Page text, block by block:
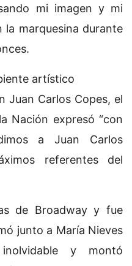
mi imagen y mi
marquesina durante
artístico
Juan Carlos Copes, el
Nación expresó “con
a Juan Carlos
referentes del
de Broadway y fue
junto a María Nieves
y montó